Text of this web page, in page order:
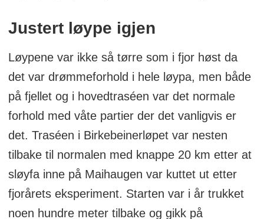
Justert løype igjen
Løypene var ikke så tørre som i fjor høst da
det var drømmeforhold i hele løypa, men både
på fjellet og i hovedtraséen var det normale
forhold med våte partier der det vanligvis er
det. Traséen i Birkebeinerløpet var nesten
tilbake til normalen med knappe 20 km etter at
sløyfa inne på Maihaugen var kuttet ut etter
fjorårets eksperiment. Starten var i år trukket
noen hundre meter tilbake og gikk på